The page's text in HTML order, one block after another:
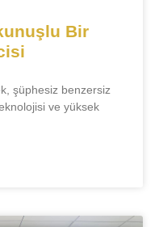
Bir
şüphesiz benzersiz
ve yüksek